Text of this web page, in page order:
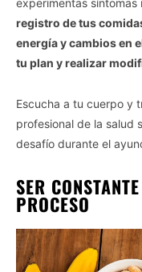
I want to opt-out
Personal Data for
Opted In
I want to opt-out
Purposes for
CONFIRM
experimentas síntomas
registro de tus
energía y cambios en
tu plan y realizar
Escucha a tu cuerpo y
profesional de la salud
desafío durante el
SER
PROCESO